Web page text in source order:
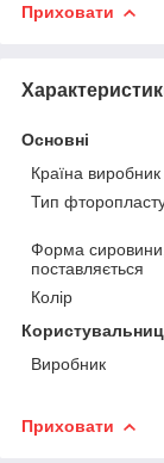
Приховати
Основні
Країна виробник
Тип
Форма
поставляється
Колір
Виробник
Приховати